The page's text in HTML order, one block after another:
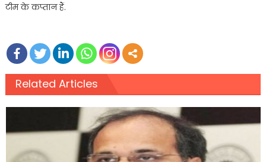
टीम के कप्तान हैं.
Related Articles